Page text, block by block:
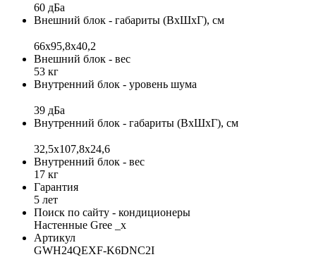
60 дБа
Внешний блок - габариты (ВхШхГ), см
66x95,8x40,2
Внешний блок - вес
53 кг
Внутренний блок - уровень шума
39 дБа
Внутренний блок - габариты (ВхШхГ), см
32,5x107,8x24,6
Внутренний блок - вес
17 кг
Гарантия
5 лет
Поиск по сайту - кондиционеры
Настенные Gree _x
Артикул
GWH24QEXF-K6DNC2I